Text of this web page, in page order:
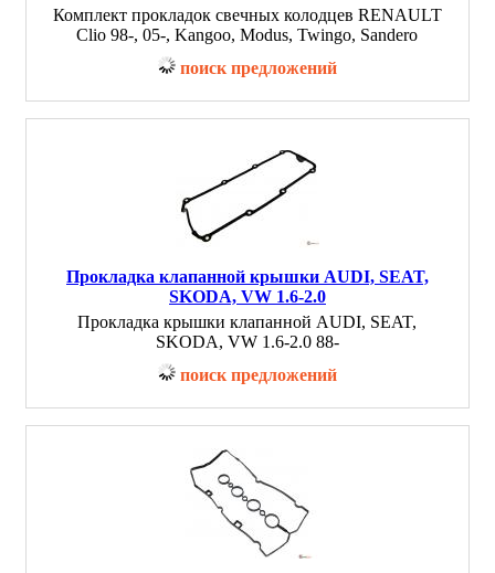
Комплект прокладок свечных колодцев RENAULT
Clio 98-, 05-, Kangoo, Modus, Twingo, Sandero
поиск предложений
Прокладка клапанной крышки AUDI, SEAT,
SKODA, VW 1.6-2.0
Прокладка крышки клапанной AUDI, SEAT,
SKODA, VW 1.6-2.0 88-
поиск предложений